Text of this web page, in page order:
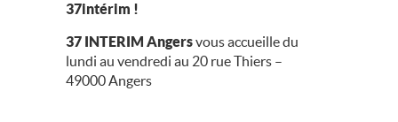
37intérim !
37 INTERIM Angersvous accueille du
lundi au vendredi au 20 rue Thiers –
49000 Angers